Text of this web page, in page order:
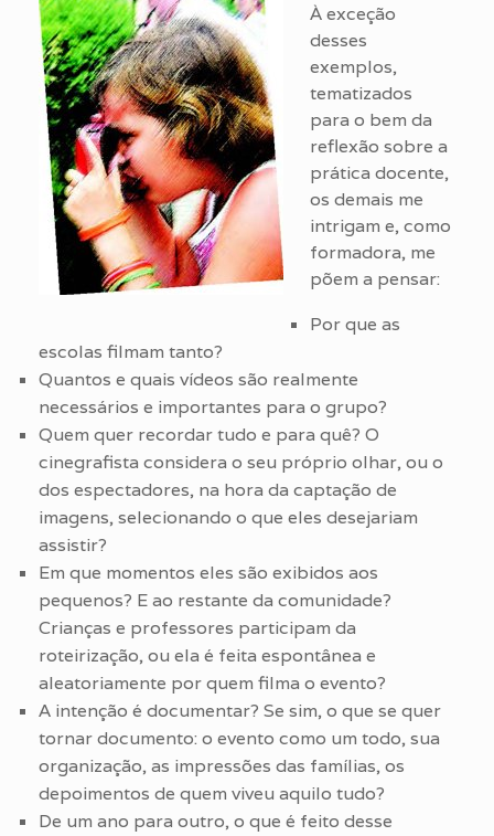
À exceção
desses
exemplos,
tematizados
para o bem da
reflexão sobre a
prática docente,
os demais me
intrigam e, como
formadora, me
põem a pensar:
Por que as
escolas filmam tanto?
Quantos e quais vídeos são realmente
necessários e importantes para o grupo?
Quem quer recordar tudo e para quê? O
cinegrafista considera o seu próprio olhar, ou o
dos espectadores, na hora da captação de
imagens, selecionando o que eles desejariam
assistir?
Em que momentos eles são exibidos aos
pequenos? E ao restante da comunidade?
Crianças e professores participam da
roteirização, ou ela é feita espontânea e
aleatoriamente por quem filma o evento?
A intenção é documentar? Se sim, o que se quer
tornar documento: o evento como um todo, sua
organização, as impressões das famílias, os
depoimentos de quem viveu aquilo tudo?
De um ano para outro, o que é feito desse